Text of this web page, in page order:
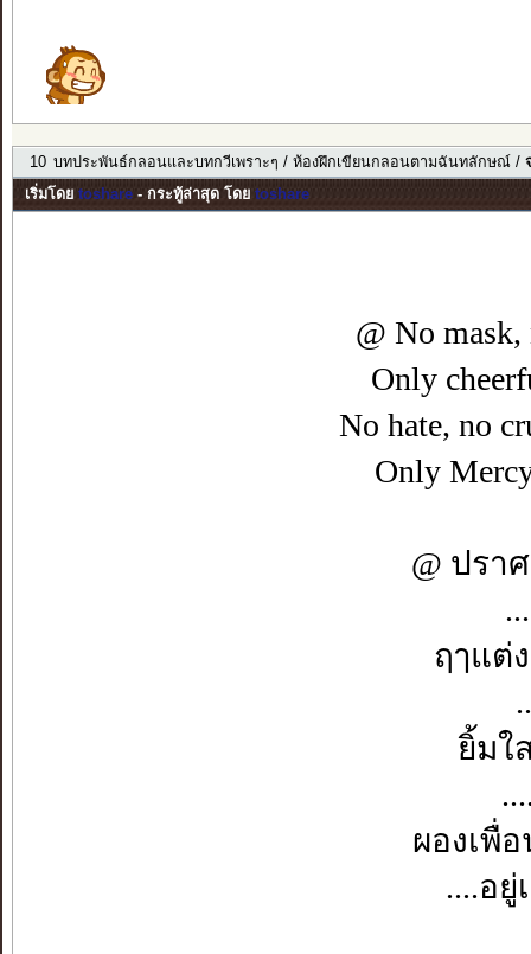
10 บทประพันธ์กลอนและบทกวีเพราะๆ / ห้องฝึกเขียนกลอนตามฉันทลักษณ์/
เริ่มโดย toshare- กระทู้ล่าสุด โดย toshare
@ No
Only
No hate, no
Only
@ ปรา
ฤๅแต่
ยิ้มใ
ผองเพื่
....อยู่